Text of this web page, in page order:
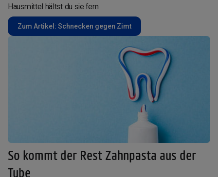
Hausmittel hältst du sie fern.
Zum Artikel: Schnecken gegen Zimt
So kommt der Rest Zahnpasta aus der
Tube